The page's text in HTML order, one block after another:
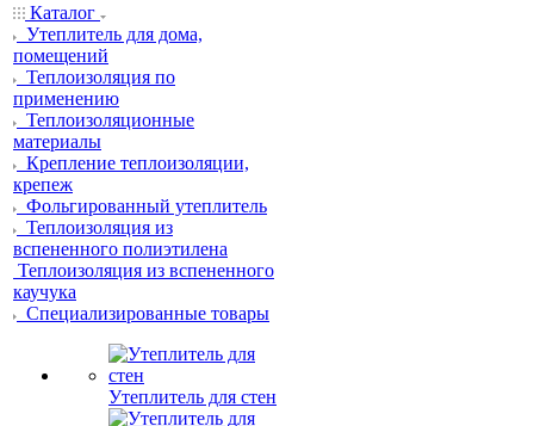
Каталог
Утеплитель для дома,
помещений
Теплоизоляция по
применению
Теплоизоляционные
материалы
Крепление теплоизоляции,
крепеж
Фольгированный утеплитель
Теплоизоляция из
вспененного полиэтилена
Теплоизоляция из вспененного
каучука
Специализированные товары
Утеплитель для стен